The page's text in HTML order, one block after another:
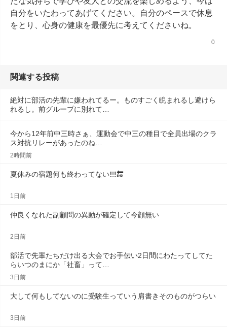
自分をいたわってあげてください。自分のペースで休息
をとり、心身の健康を最優先に考えてくださいね。
0
関連する投稿
絶対に部活の先輩に嫌われてるー。ものすごく睨まれるし避けら
れるし。前グループに別れて…
今から12年前中三時さぁ、運動会で中三の種目で全員出場のクラ
ス対抗リレーがあったのね…
2時間前
夏休みの宿題何も終わってない‼️‼️🔚
1日前
仲良くなれた副顧問の異動が確定して今顔無い
2日前
部活で先輩たちだけ出る大会でお手伝い2日間にわたってしてた
らいつのまにか「社畜」って…
3日前
大して何もしてないのに受験生っていう肩書きそのものがつらい
3日前